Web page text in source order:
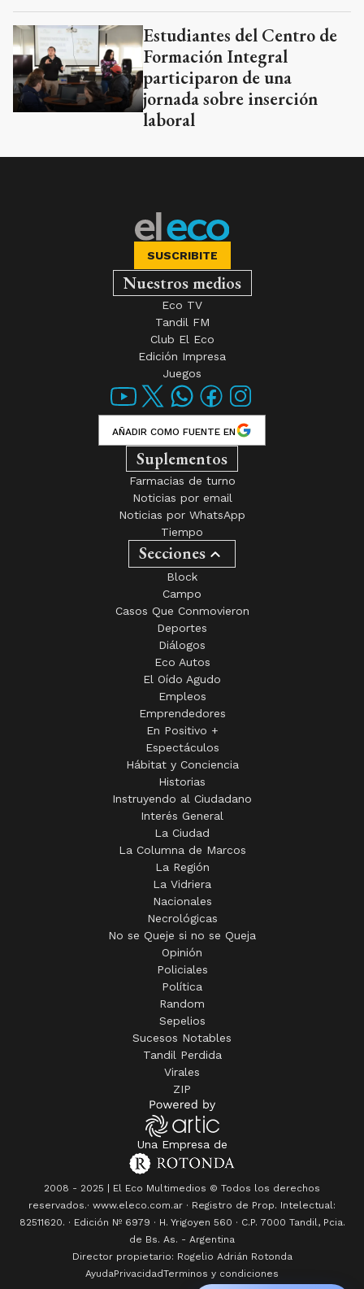
Estudiantes del Centro de
Formación Integral
participaron de una
jornada sobre inserción
laboral
SUSCRIBITE
Nuestros medios
Eco TV
Tandil FM
Club El Eco
Edición Impresa
Juegos
AÑADIR COMO FUENTE EN
Suplementos
Farmacias de turno
Noticias por email
Noticias por WhatsApp
Tiempo
Secciones
Block
Campo
Casos Que Conmovieron
Deportes
Diálogos
Eco Autos
El Oído Agudo
Empleos
Emprendedores
En Positivo +
Espectáculos
Hábitat y Conciencia
Historias
Instruyendo al Ciudadano
Interés General
La Ciudad
La Columna de Marcos
La Región
La Vidriera
Nacionales
Necrológicas
No se Queje si no se Queja
Opinión
Policiales
Política
Random
Sepelios
Sucesos Notables
Tandil Perdida
Virales
ZIP
Una Empresa de
2008 - 2025 | El Eco Multimedios © Todos los derechos
reservados.· www.eleco.com.ar · Registro de Prop. Intelectual:
82511620. · Edición Nº 6979 · H. Yrigoyen 560 · C.P. 7000 Tandil, Pcia.
de Bs. As. - Argentina
Director propietario: Rogelio Adrián Rotonda
AyudaPrivacidadTerminos y condiciones